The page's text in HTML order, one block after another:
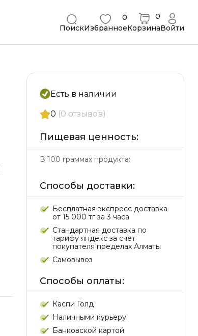
ПоискИзбранное
0
Корзина
0
Войти
Есть в наличии
0 (0 отзывов)
Пищевая ценность:
В 100 граммах продукта:
Способы доставки:
Бесплатная экспресс доставка
от 15 000 тг за 3 часа
Стандартная доставка по
тарифу яндекс за счет
покупателя пределах Алматы
Самовывоз
Способы оплаты:
Каспи Голд
Наличными курьеру
Банковской картой